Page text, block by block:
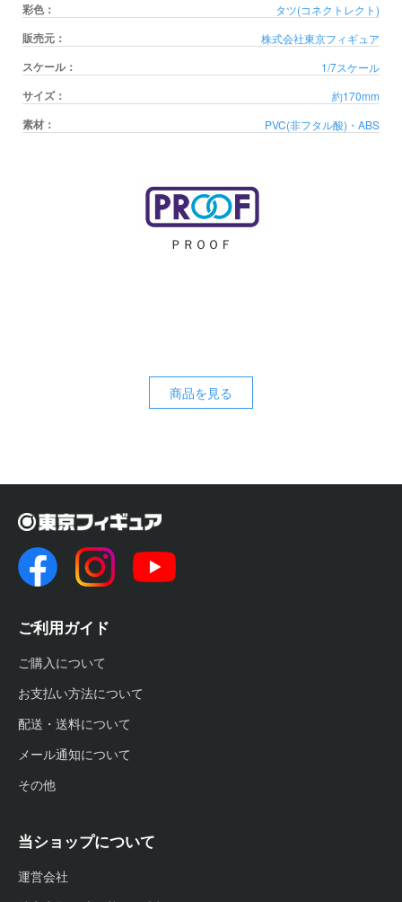
彩色： タツ(コネクトレクト)
販売元： 株式会社東京フィギュア
スケール： 1/7スケール
サイズ： 約170mm
素材： PVC(非フタル酸)・ABS
ＰＲＯＯＦ
商品を見る
ご利用ガイド
ご購入について
お支払い方法について
配送・送料について
メール通知について
その他
当ショップについて
運営会社